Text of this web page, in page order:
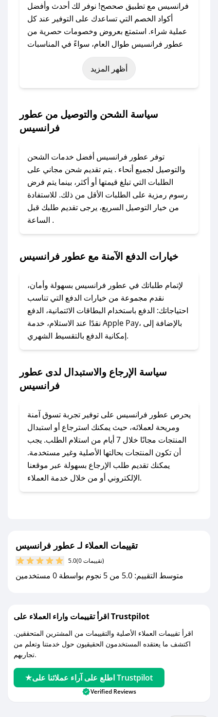
فرانسيس مع تطبيق صحصح! نوفر لك أحدث وأفضل
أكواد الخصم التي تساعدك على التوفير عند كل
عملية شراء. استمتع بعروض وخصومات حصرية من
عطور فرانسيس طوال العام، سواءً في المناسبات
مثل عيد الفطر، عيد الأضحى، الجمعة البيضاء (شهر
نوفمبر)، رمضان، اليوم الوطني، يوم التأسيس، أو
حتى عروض خاصة أخرى.
فرانسيس؟
باستخدام تطبيق صحصح، يمكنك العثور بسهولة على
الكوبون، تواصل معنا عبر تويتر أو البريد الإلكتروني
لإضافته بسرعة.
### كيفية استخدام كود خصم عطور فرانسيس؟
1. انسخ كود الخصم من تطبيق صحصح.
2. الصقه في خانة الدفع عند التسوق من عطور
فرانسيس.
### ماذا أفعل إذا لم يعمل كود الخصم؟
الرسائل الخاصة على تويتر أو البريد الإلكتروني،
وسنقوم بحل المشكلة في أسرع وقت ممكن.
### ماذا أفعل إذا لم أجد كود خصم لمتجري
المفضل؟
في حال عدم توفر كوبونات لمتجرك المفضل، يمكنك
أسرع وقت ممكن.
عطور فرانسيس؟
للحصول على كوبونات وخصومات حصرية، قم بما
- اضغط على أيقونة متابعة لمتجر عطور فرانسيس
في تطبيق صحصح.
- تابع حسابنا الرسمي على تويتر وقم بتفعيل زر
أظهر المزيد
سياسة الشحن والتوصيل من عطور
فرانسيس
توفر عطور فرانسيس أفضل خدمات الشحن
والتوصيل لجميع أنحاء . يتم تقديم شحن مجاني على
الطلبات التي تبلغ قيمتها أو أكثر، بينما يتم فرض
رسوم رمزية على الطلبات الأقل من ذلك. للاستفادة
من خيار التوصيل السريع، يرجى تقديم طلبك قبل
الساعة .
خيارات الدفع الآمنة مع عطور فرانسيس
لإتمام طلباتك في عطور فرانسيس بسهولة وأمان،
نقدم مجموعة من خيارات الدفع التي تناسب
احتياجاتك: الدفع باستخدام البطاقات الائتمانية، الدفع
نقدًا عند الاستلام، خدمة Apple Pay، بالإضافة إلى
إمكانية الدفع بالتقسيط الشهري.
سياسة الإرجاع والاستبدال لدى عطور
فرانسيس
يحرص عطور فرانسيس على توفير تجربة تسوق آمنة
ومريحة لعملائه، حيث يمكنك استرجاع أو استبدال
المنتجات مجانًا خلال 7 أيام من استلام الطلب. يجب
أن تكون المنتجات بحالتها الأصلية وغير مستخدمة.
يمكنك تقديم طلب الإرجاع بسهولة عبر موقعنا
الإلكتروني أو من خلال خدمة العملاء.
تقييمات العملاء لـ عطور فرانسيس
5.0 (0 تقييمات)
متوسط التقييم: 5.0 من 5 نجوم بواسطة 0 مستخدمين
اقرأ تقييمات واراء العملاء على Trustpilot
اقرأ تقييمات العملاء الأصلية والتقييمات من المشترين المتحققين.
اكتشف ما يعتقده المستخدمون الحقيقيون حول خدمتنا وتعلم من
تجاربهم.
اطلع على آراء عملائنا على Trustpilot
Verified Reviews